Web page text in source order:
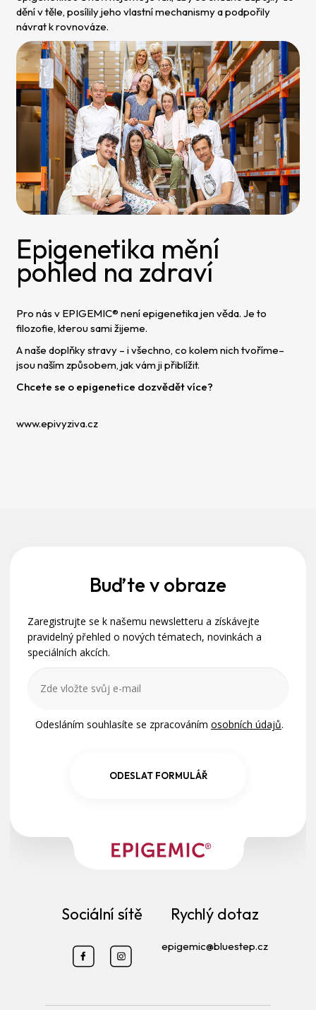
dění v těle, posílily jeho vlastní mechanismy a podpořily
návrat k rovnováze.
Epigenetika mění
pohled na zdraví
Pro nás v EPIGEMIC® není epigenetika jen věda. Je to
filozofie, kterou sami žijeme.
A naše doplňky stravy – i všechno, co kolem nich tvoříme–
jsou naším způsobem, jak vám ji přiblížit.
Chcete se o epigenetice dozvědět více?
www.epivyziva.cz
Buďte v obraze
Zaregistrujte se k našemu newsletteru a získávejte
pravidelný přehled o nových tématech, novinkách a
speciálních akcích.
Odesláním souhlasíte se zpracováním osobních údajů.
ODESLAT FORMULÁŘ
Sociální sítě Rychlý dotaz
epigemic@bluestep.cz